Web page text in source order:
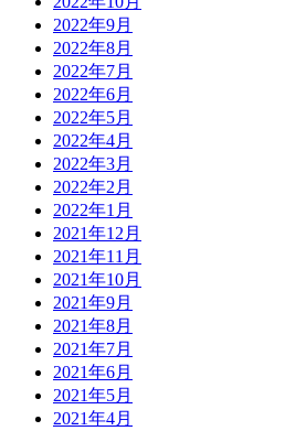
2022年9月
2022年8月
2022年7月
2022年6月
2022年5月
2022年4月
2022年3月
2022年2月
2022年1月
2021年12月
2021年11月
2021年10月
2021年9月
2021年8月
2021年7月
2021年6月
2021年5月
2021年4月